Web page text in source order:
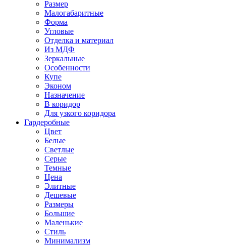
Размер
Малогабаритные
Форма
Угловые
Отделка и материал
Из МДФ
Зеркальные
Особенности
Купе
Эконом
Назначение
В коридор
Для узкого коридора
Гардеробные
Цвет
Белые
Светлые
Серые
Темные
Цена
Элитные
Дешевые
Размеры
Большие
Маленькие
Стиль
Минимализм